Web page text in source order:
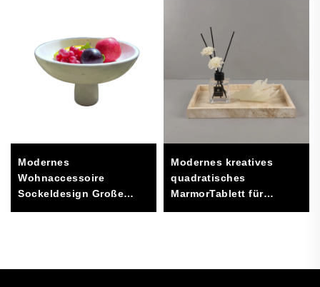
Modernes
Wohnaccessoire
Sockeldesign Große
Modernes kreatives
quadratisches
MarmorTablett für